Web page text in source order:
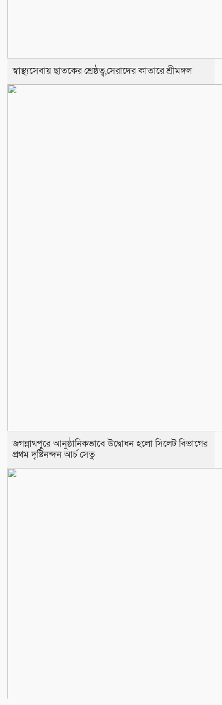
স্বাস্থ্যসেবায় ছাতকের শ্রেষ্ঠত্ব,সেরাদের কাতারে শ্রীমঙ্গল
জগন্নাথপুরে আনুষ্ঠানিকভাবে উদ্বোধন হলো সিলেট বিভাগের
প্রথম দৃষ্টিনন্দন আর্চ সেতু